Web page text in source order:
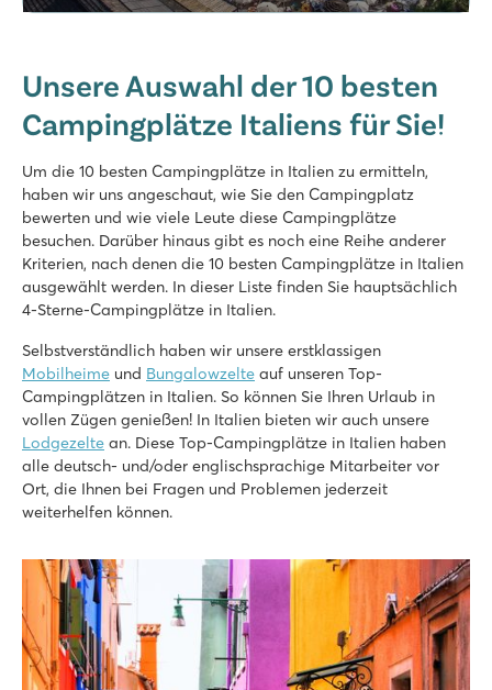
Unsere Auswahl der 10 besten
Campingplätze Italiens für Sie!
Um die 10 besten Campingplätze in Italien zu ermitteln,
haben wir uns angeschaut, wie Sie den Campingplatz
bewerten und wie viele Leute diese Campingplätze
besuchen. Darüber hinaus gibt es noch eine Reihe anderer
Kriterien, nach denen die 10 besten Campingplätze in Italien
ausgewählt werden. In dieser Liste finden Sie hauptsächlich
4-Sterne-Campingplätze in Italien.
Selbstverständlich haben wir unsere erstklassigen
Mobilheime und Bungalowzelte auf unseren Top-
Campingplätzen in Italien. So können Sie Ihren Urlaub in
vollen Zügen genießen! In Italien bieten wir auch unsere
Lodgezelte an. Diese Top-Campingplätze in Italien haben
alle deutsch- und/oder englischsprachige Mitarbeiter vor
Ort, die Ihnen bei Fragen und Problemen jederzeit
weiterhelfen können.